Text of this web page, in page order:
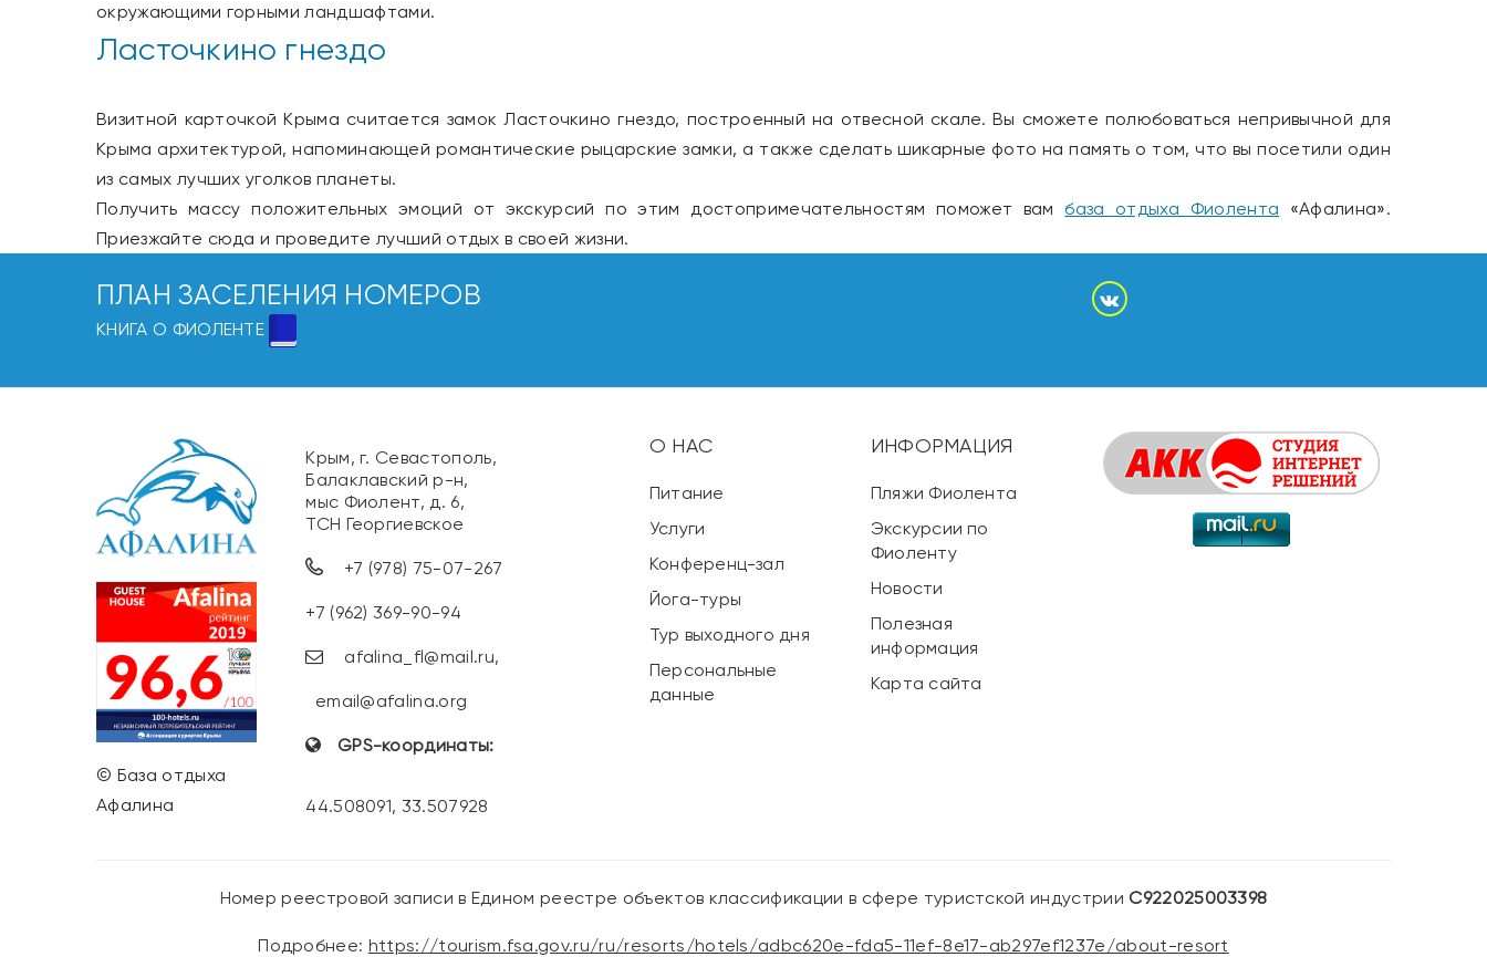
окружающими горными ландшафтами.
Ласточкино гнездо
Визитной карточкой Крыма считается замок Ласточкино гнездо, построенный на отвесной скале. Вы сможете полюбоваться непривычной для
Крыма архитектурой, напоминающей романтические рыцарские замки, а также сделать шикарные фото на память о том, что вы посетили один
из самых лучших уголков планеты.
Получить массу положительных эмоций от экскурсий по этим достопримечательностям поможет вам база отдыха Фиолента «Афалина».
Приезжайте сюда и проведите лучший отдых в своей жизни.
ПЛАН ЗАСЕЛЕНИЯ НОМЕРОВ
КНИГА О ФИОЛЕНТЕ
© База отдыха
Афалина
Крым, г. Севастополь,
Балаклавский р-н,
мыс Фиолент, д. 6,
ТСН Георгиевское
+7 (978) 75-07-267
+7 (962) 369-90-94
afalina_fl@mail.ru,
email@afalina.org
GPS-координаты:
44.508091, 33.507928
О НАС
Питание
Услуги
Конференц-зал
Йога-туры
Тур выходного дня
Персональные
данные
ИНФОРМАЦИЯ
Пляжи Фиолента
Экскурсии по
Фиоленту
Новости
Полезная
информация
Карта сайта
Номер реестровой записи в Едином реестре объектов классификации в сфере туристской индустрии С922025003398
Подробнее: https://tourism.fsa.gov.ru/ru/resorts/hotels/adbc620e-fda5-11ef-8e17-ab297ef1237e/about-resort